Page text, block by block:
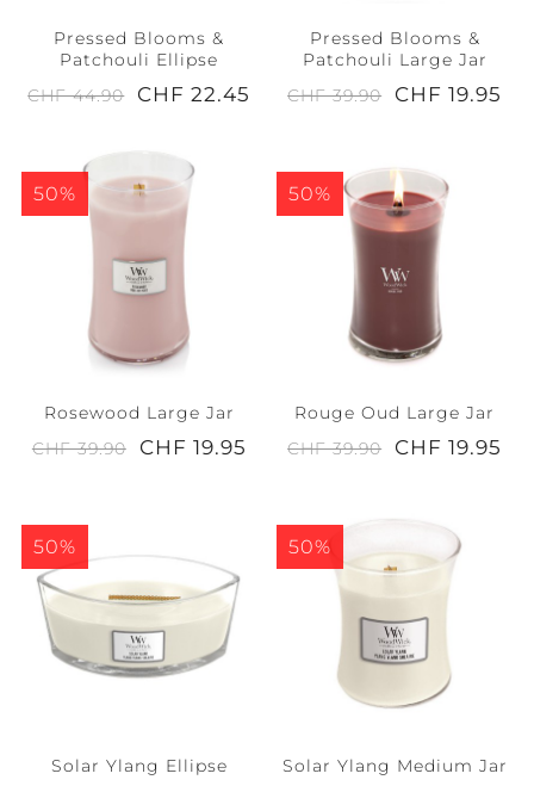
Pressed Blooms &
Patchouli Ellipse
CHF 44.90
CHF 22.45
Pressed Blooms &
Patchouli Large Jar
CHF 39.90
CHF 19.95
50%
Rosewood Large Jar
CHF 39.90
CHF 19.95
50%
Rouge Oud Large Jar
CHF 39.90
CHF 19.95
50%
Solar Ylang Ellipse
50%
Solar Ylang Medium Jar